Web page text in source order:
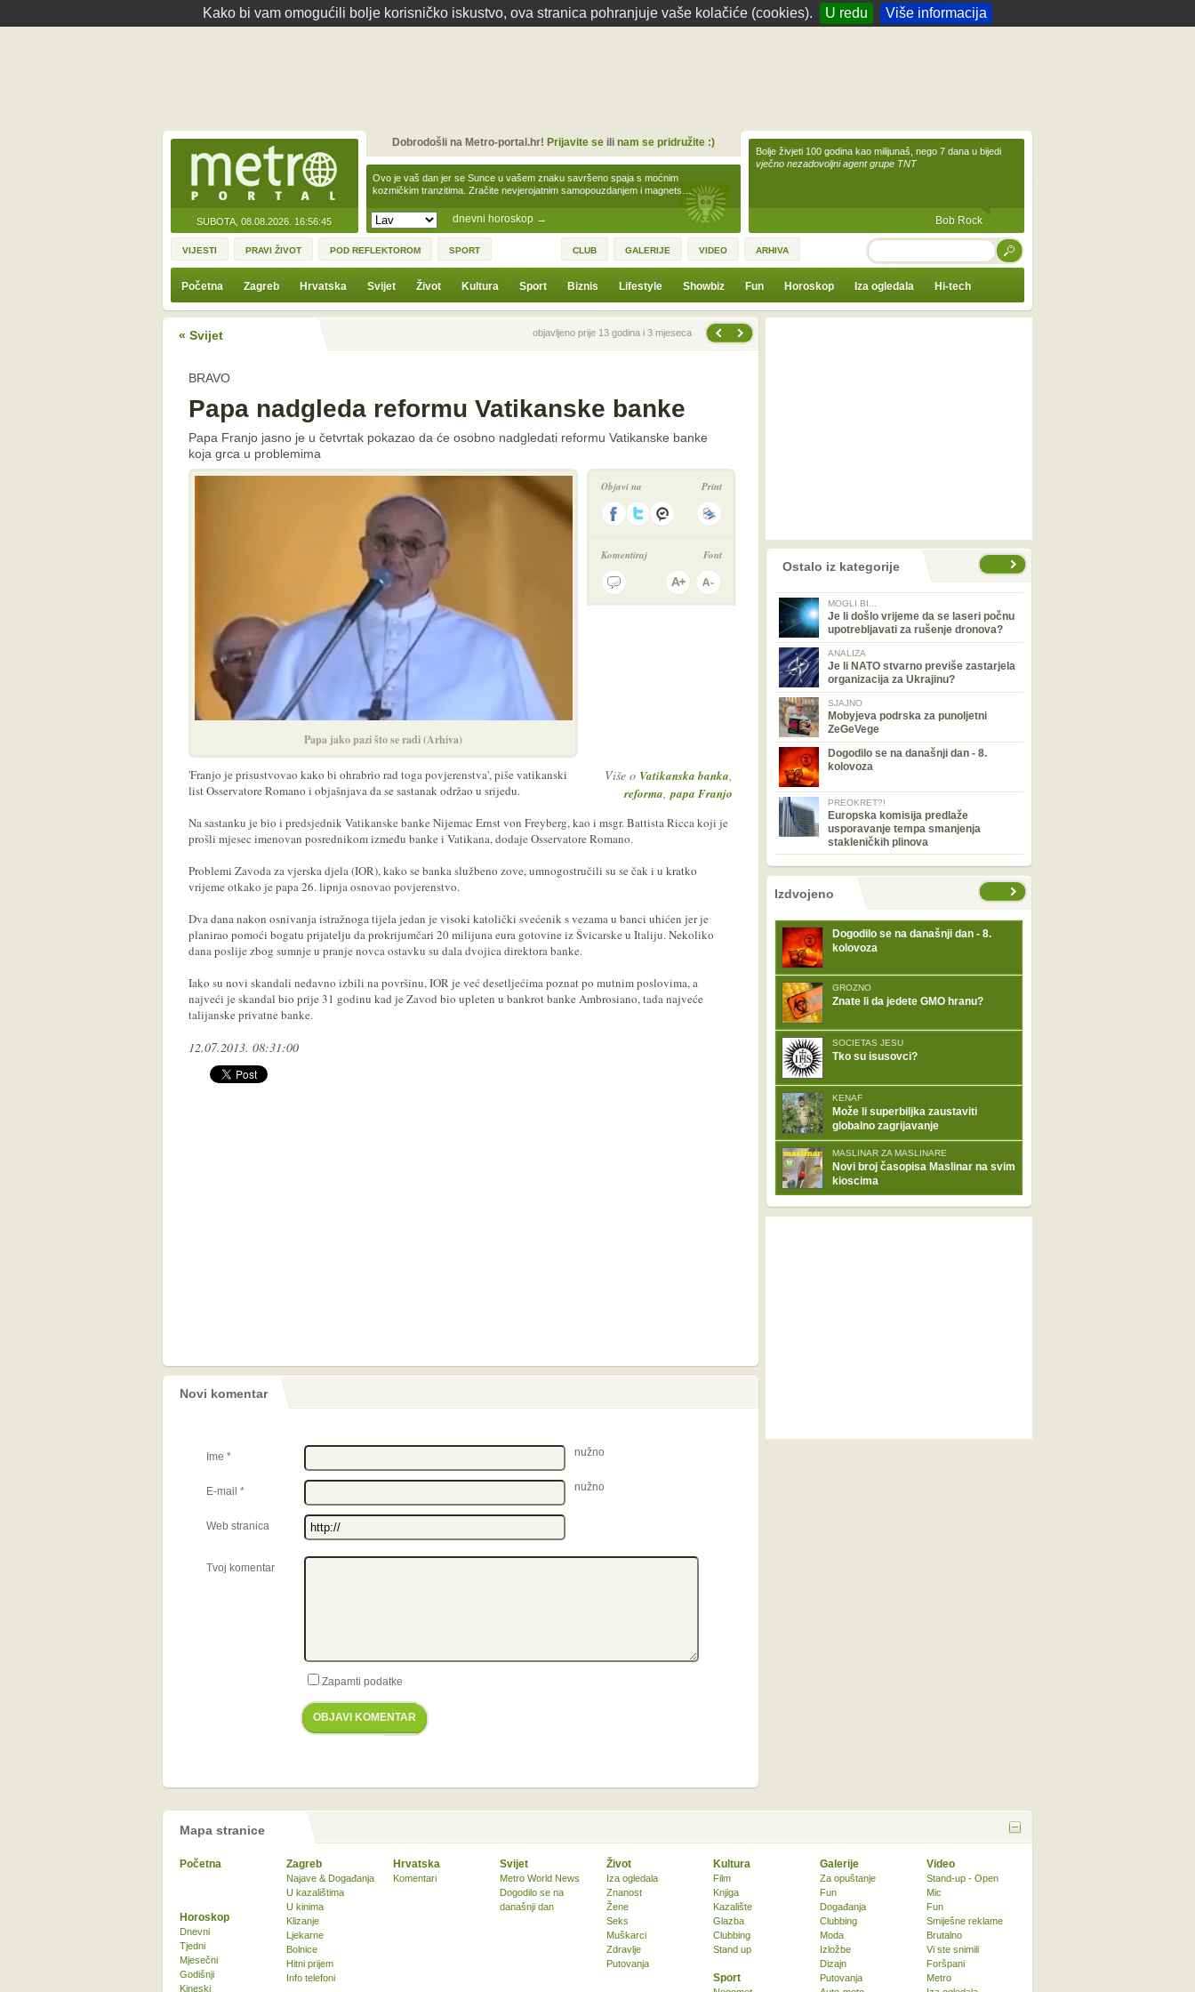
Kako bi vam omogućili bolje korisničko iskustvo, ova stranica pohranjuje vaše kolačiće (cookies). U redu Više informacija
SUBOTA, 08.08.2026. 16:56:45 dnevni horoskop →
Ovo je vaš dan jer se Sunce u vašem znaku savršeno spaja s moćnim
kozmičkim tranzitima. Zračite nevjerojatnim samopouzdanjem i magnets…
Dobrodošli na Metro-portal.hr! Prijavite seili nam se pridružite :)
Bolje živjeti 100 godina kao milijunaš, nego 7 dana u bijedi
vječno nezadovoljni agent grupe TNT
Bob Rock
VIJESTI PRAVI ŽIVOT POD REFLEKTOROM SPORT CLUB GALERIJE VIDEO ARHIVA TRAŽI
Početna Zagreb Hrvatska Svijet Život Kultura Sport Biznis Lifestyle Showbiz Fun Horoskop Iza ogledala Hi-tech
« Svijet Prethodna vijestobjavljeno prije 13 godina i 3 mjeseca
BRAVO
Papa nadgleda reformu Vatikanske banke
Papa Franjo jasno je u četvrtak pokazao da će osobno nadgledati reformu Vatikanske banke
koja grca u problemima
Papa jako pazi što se radi (Arhiva)
Objavi na Print
Komentiraj Font
Više o Vatikanska banka,
reforma,papa Franjo
'Franjo je prisustvovao kako bi ohrabrio rad toga povjerenstva', piše vatikanski
list Osservatore Romano i objašnjava da se sastanak održao u srijedu.
Na sastanku je bio i predsjednik Vatikanske banke Nijemac Ernst von Freyberg, kao i msgr. Battista Ricca koji je
prošli mjesec imenovan posrednikom između banke i Vatikana, dodaje Osservatore Romano.
Problemi Zavoda za vjerska djela (IOR), kako se banka službeno zove, umnogostručili su se čak i u kratko
vrijeme otkako je papa 26. lipnja osnovao povjerenstvo.
Dva dana nakon osnivanja istražnoga tijela jedan je visoki katolički svećenik s vezama u banci uhićen jer je
planirao pomoći bogatu prijatelju da prokrijumčari 20 milijuna eura gotovine iz Švicarske u Italiju. Nekoliko
dana poslije zbog sumnje u pranje novca ostavku su dala dvojica direktora banke.
Iako su novi skandali nedavno izbili na površinu, IOR je već desetljećima poznat po mutnim poslovima, a
najveći je skandal bio prije 31 godinu kad je Zavod bio upleten u bankrot banke Ambrosiano, tada najveće
talijanske privatne banke.
12.07.2013. 08:31:00
Novi komentar
Ime * nužno
E-mail * nužno
Web stranica
Tvoj komentar
Zapamti podatke
OBJAVI KOMENTAR
prethodno Ostalo iz kategorije
MOGLI BI...
Je li došlo vrijeme da se laseri počnu
upotrebljavati za rušenje dronova?
ANALIZA
Je li NATO stvarno previše zastarjela
organizacija za Ukrajinu?
SJAJNO
Mobyjeva podrska za punoljetni
ZeGeVege
Dogodilo se na današnji dan - 8.
kolovoza
PREOKRET?!
Europska komisija predlaže
usporavanje tempa smanjenja
stakleničkih plinova
nema prethodne stranice
sljedećeIzdvojeno
Dogodilo se na današnji dan - 8.
kolovoza
GROZNO
Znate li da jedete GMO hranu?
SOCIETAS JESU
Tko su isusovci?
KENAF
Može li superbiljka zaustaviti
globalno zagrijavanje
MASLINAR ZA MASLINARE
Novi broj časopisa Maslinar na svim
kioscima
Mapa stranice
Početna Zagreb
Najave & Događanja
U kazalištima
U kinima
Klizanje
Ljekarne
Bolnice
Hitni prijem
Info telefoni
Hrvatska
Komentari
Svijet
Metro World News
Dogodilo se na
današnji dan
Život
Iza ogledala
Znanost
Žene
Seks
Muškarci
Zdravlje
Putovanja
Kultura
Film
Knjiga
Kazalište
Glazba
Clubbing
Stand up
Sport
Horoskop
Dnevni
Tjedni
Mjesečni
Godišnji
Kineski
Galerije
Za opuštanje
Fun
Događanja
Clubbing
Moda
Izložbe
Dizajn
Putovanja
Video
Stand-up - Open
Mic
Fun
Smiješne reklame
Brutalno
Vi ste snimili
Foršpani
Metro